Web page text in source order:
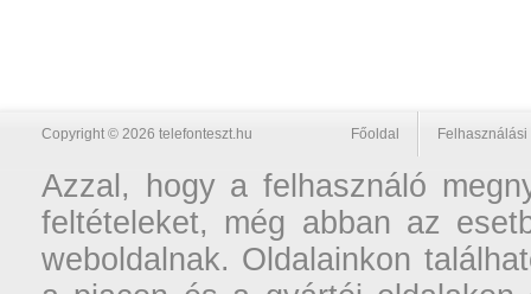
Copyright © 2026 telefonteszt.hu Főoldal
Azzal, hogy a felhasználó
feltételeket, még abban az
weboldalnak. Oldalainkon